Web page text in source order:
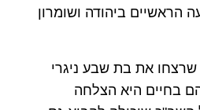
הראשיים ביהודה ושומרון
את בת שבע ניגרי
בחיים היא הצלחה